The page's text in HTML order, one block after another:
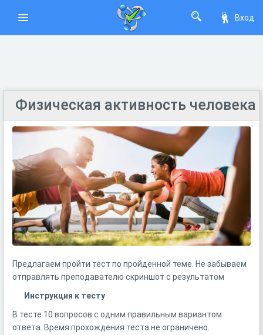
Вход
Физическая активность человека
Предлагаем пройти тест по пройденной теме. Не забываем
отправлять преподавателю скриншот с результатом
Инструкция к тесту
В тесте 10 вопросов с одним правильным вариантом
ответа. Время прохождения теста не ограничено.